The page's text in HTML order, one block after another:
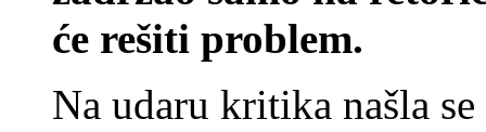
će rešiti problem.
Na udaru kritika našla